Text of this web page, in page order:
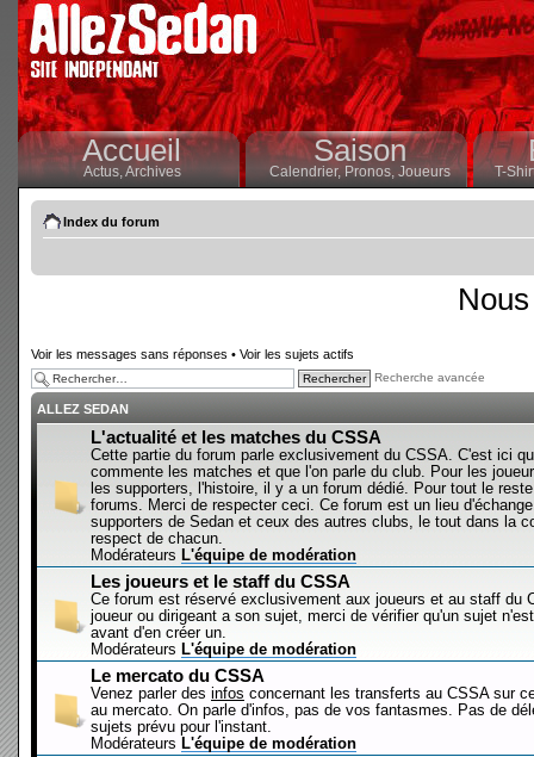
Accueil
Actus,Archives
Saison
Calendrier,Pronos, Joueurs T-
Index du forum
Voir les messages sans réponses • Voir les sujets actifs
Recherche avancée
ALLEZ SEDAN
L'actualité et les matches du CSSA
Cette partie du forum parle exclusivement du CSSA. C'est ici
commente les matches et que l'on parle du club. Pour les
les supporters, l'histoire, il y a un forum dédié. Pour tout le
forums. Merci de respecter ceci. Ce forum est un lieu
supporters de Sedan et ceux des autres clubs, le tout dans la
respect de chacun.
Modérateurs L'équipe de modération
Les joueurs et le staff du CSSA
Ce forum est réservé exclusivement aux joueurs et au staff du
joueur ou dirigeant a son sujet, merci de vérifier qu'un sujet
avant d'en créer un.
Modérateurs L'équipe de modération
Le mercato du CSSA
Venez parler des infos concernant les transferts au CSSA sur
au mercato. On parle d'infos, pas de vos fantasmes. Pas de
sujets prévu pour l'instant.
Modérateurs L'équipe de modération